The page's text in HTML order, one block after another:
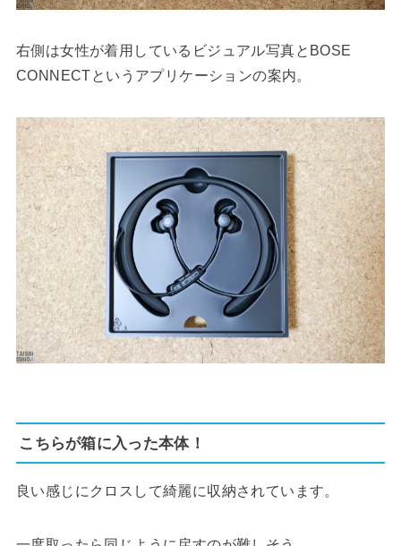
右側は女性が着用しているビジュアル写真とBOSE
CONNECTというアプリケーションの案内。
こちらが箱に入った本体！
良い感じにクロスして綺麗に収納されています。